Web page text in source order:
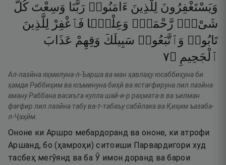
وَيَسْتَغْفِرُونَ لِلَّذِينَ ءَامَنُوا۟ رَبَّنَا وَسِعْتَ كُلَّ
شَىْءٍۢ رَّحْمَةًۭ وَعِلْمًۭا فَٱغْفِرْ لِلَّذِينَ
تَابُوا۟ وَٱتَّبَعُوا۟ سَبِيلَكَ وَقِهِمْ عَذَابَ
ٱلْجَحِيمِ ۝٧
Ал-лазӣна яҳмилуна-л-Ъарша ва ман ҳавлаҳу юсаббиҳуна би
ҳамди Раббиҳим ва юъминуна биҳӣ ва ястағфируна лил лазӣна
аману Раббана васиъта кулла шай-и-р раҳмата-в ва ъилман
фағфир лил лазӣна табу ва-т-табаъу сабӣлака ва Қиҳим ъазаба-
л-Ҷаҳӣм.
Ононе ки Аршро мебардоранд ва ононе, ки атрофи
Аршанд, бо (ҳамроҳи) ситоиши Парвардигори худ
тасбеҳ мегӯянд ва ба Ӯ имон доранд ва барои